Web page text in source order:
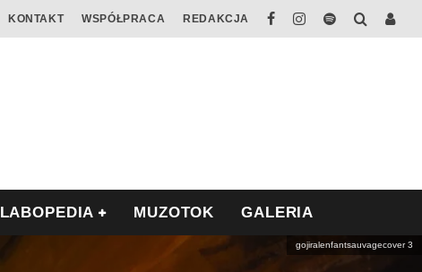
KONTAKT WSPÓŁPRACA REDAKCJA
LABOPEDIA MUZOTOK GALERIA
gojiralenfantsauvagecover 3